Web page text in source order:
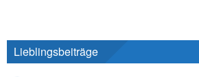
Lieblingsbeiträge